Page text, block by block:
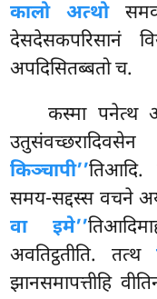
कालो अत्थो
देसदेसकपरिसानं
अपदिसितब्बतो च.
कस्मा पनेत्थ
किञ्चापी’’तिआदि.
समय-सद्दस्स वचने
वा इमे’’
अवतिट्ठतीति. तत्थ
झानसमापत्तीहि